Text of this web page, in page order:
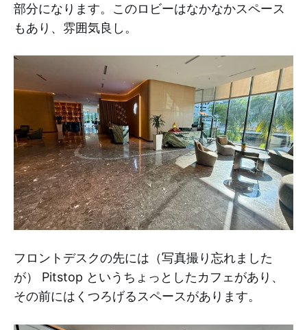
部分になります。このロビーはなかなかスペース
もあり、雰囲気良し。
フロントデスクの先には（写真撮り忘れました
が） Pitstop というちょっとしたカフェがあり、
その前にはくつろげるスペースがあります。